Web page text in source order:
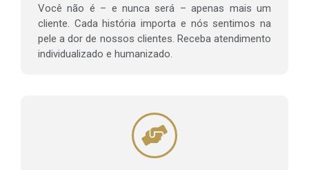
Você não é – e nunca será – apenas mais um
cliente. Cada história importa e nós sentimos na
pele a dor de nossos clientes. Receba atendimento
individualizado e humanizado.